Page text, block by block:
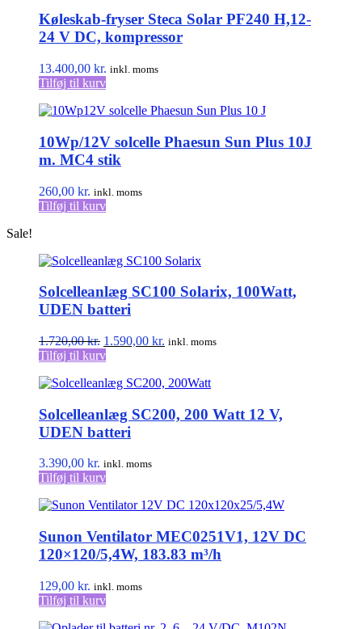
Køleskab-fryser Steca Solar PF240 H,12-
24 V DC, kompressor
13.400,00 kr. inkl. moms
Tilføj til kurv
10Wp/12V solcelle Phaesun Sun Plus 10J
m. MC4 stik
260,00 kr. inkl. moms
Tilføj til kurv
Sale!
Solcelleanlæg SC100 Solarix, 100Watt,
UDEN batteri
1.720,00kr. Den
oprindelige
var:
1.590,00 kr. Den
er:
inkl. moms
Tilføj til kurv
Solcelleanlæg SC200, 200 Watt 12 V,
UDEN batteri
3.390,00 kr. inkl. moms
Tilføj til kurv
Sunon Ventilator MEC0251V1, 12V DC
120×120/5,4W, 183.83 m³/h
129,00 kr. inkl. moms
Tilføj til kurv